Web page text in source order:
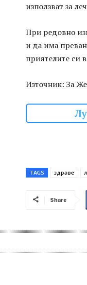
използват за
При редовно
и да има
приятелите си
Източник: За
TAGS здраве
Share